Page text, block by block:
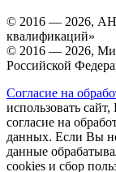
© 2016 — 2026,
квалификаций»
© 2016 — 2026,
Российской
Согласие на
использовать
согласие на
данных. Если Вы
данные
cookies и сбор